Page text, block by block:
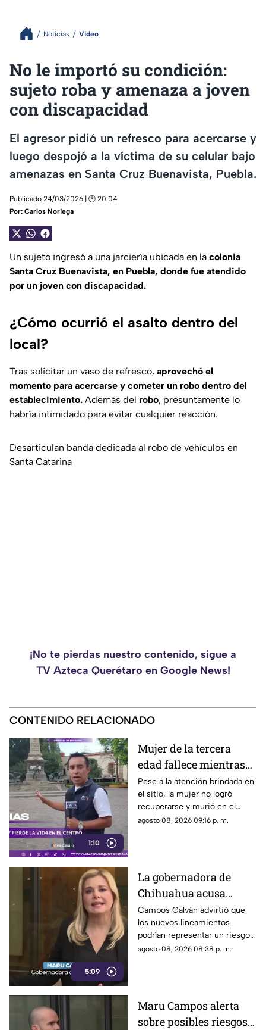
Noticias Video
No le importó su condición:
sujeto roba y amenaza a joven
con discapacidad
El agresor pidió un refresco para acercarse y
luego despojó a la víctima de su celular bajo
amenazas en Santa Cruz Buenavista, Puebla.
Publicado 24/03/2026 | 🕑 20:04
Por: Carlos Noriega
Un sujeto ingresó a una jarciería ubicada en la colonia
Santa Cruz Buenavista, en Puebla, donde fue atendido
por un joven con discapacidad.
¿Cómo ocurrió el asalto dentro del
local?
Tras solicitar un vaso de refresco, aprovechó el
momento para acercarse y cometer un robo dentro del
establecimiento. Además del robo, presuntamente lo
habría intimidado para evitar cualquier reacción.
Desarticulan banda dedicada al robo de vehículos en
Santa Catarina
¡No te pierdas nuestro contenido, sigue a
TV Azteca Querétaro en Google News!
CONTENIDO RELACIONADO
1:10
Mujer de la tercera
edad fallece mientras
caminaba por el Centro
de Querétaro
Pese a la atención brindada en
el sitio, la mujer no logró
recuperarse y murió en el
lugar.
agosto 08, 2026 09:16 p. m.
5:09
La gobernadora de
Chihuahua acusa
posible censura
impulsada desde el
Gobierno Federal
Campos Galván advirtió que
los nuevos lineamientos
podrían representar un riesgo
para la libertad de expresión
agosto 08, 2026 08:38 p. m.
Maru Campos alerta
sobre posibles riesgos